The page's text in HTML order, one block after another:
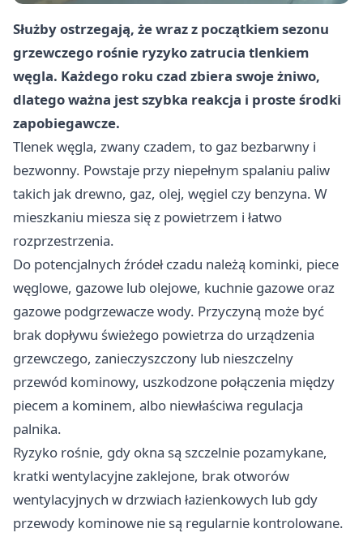
Służby ostrzegają, że wraz z początkiem sezonu
grzewczego rośnie ryzyko zatrucia tlenkiem
węgla. Każdego roku czad zbiera swoje żniwo,
dlatego ważna jest szybka reakcja i proste środki
zapobiegawcze.
Tlenek węgla, zwany czadem, to gaz bezbarwny i
bezwonny. Powstaje przy niepełnym spalaniu paliw
takich jak drewno, gaz, olej, węgiel czy benzyna. W
mieszkaniu miesza się z powietrzem i łatwo
rozprzestrzenia.
Do potencjalnych źródeł czadu należą kominki, piece
węglowe, gazowe lub olejowe, kuchnie gazowe oraz
gazowe podgrzewacze wody. Przyczyną może być
brak dopływu świeżego powietrza do urządzenia
grzewczego, zanieczyszczony lub nieszczelny
przewód kominowy, uszkodzone połączenia między
piecem a kominem, albo niewłaściwa regulacja
palnika.
Ryzyko rośnie, gdy okna są szczelnie pozamykane,
kratki wentylacyjne zaklejone, brak otworów
wentylacyjnych w drzwiach łazienkowych lub gdy
przewody kominowe nie są regularnie kontrolowane.